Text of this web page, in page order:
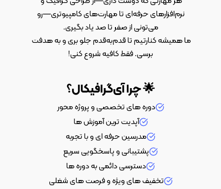
کلا آموزش ایندیزاین خیلی کم یاب بود و سایتای
زیادی رو سر زدم، اما قدرت بیان و ارتباطی که
استاد با دانش آموز میگیره واقعا دوست
داشتنیه.
دوره جامع نرم افزار ادوبی ایندیزاین
برسی. فقط کافیه شروع کنی!
🌟 چرا آی‌گرافیکال؟
دوره های تخصصی و پروژه محور
آپدیت ترین آموزش ها
مدرسین حرفه ای و با تجربه
پشتیبانی و پاسخگویی سریع
دسترسی دائمی به دوره ها
تخفیف های ویژه و فرصت های شغلی